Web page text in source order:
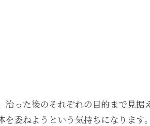
った後のそれぞれの目的まで見据
委ねようという気持ちになります。